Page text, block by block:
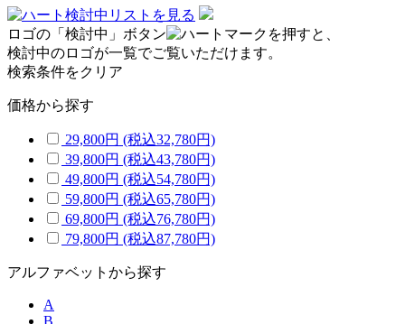
検討中リストを見る
ロゴの「検討中」ボタン
を押すと、
検討中のロゴが一覧でご覧いただけます。
検索条件をクリア
価格から探す
29,800円 (税込32,780円)
39,800円 (税込43,780円)
49,800円 (税込54,780円)
59,800円 (税込65,780円)
69,800円 (税込76,780円)
79,800円 (税込87,780円)
アルファベットから探す
A
B